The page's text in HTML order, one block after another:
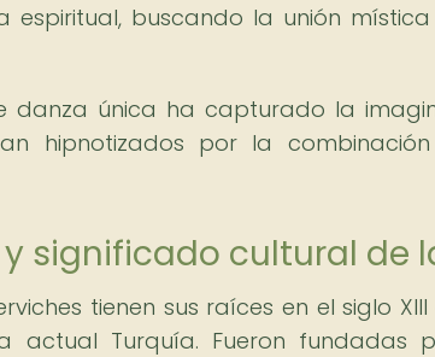
espiritual, buscando la unión
danza única ha capturado la
hipnotizados por la
significado cultural de
tienen sus raíces en el siglo
actual Turquía. Fueron fundadas